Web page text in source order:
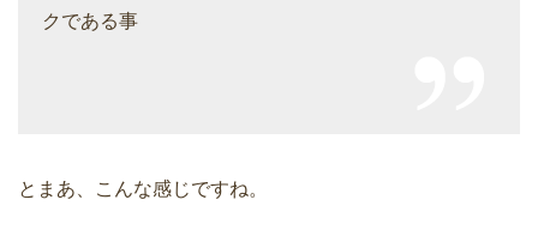
クである事
とまあ、こんな感じですね。